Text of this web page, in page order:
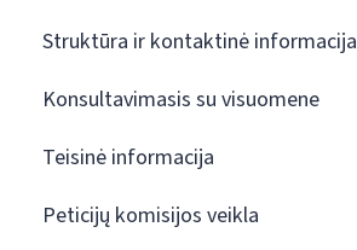
Struktūra ir kontaktinė informacija
Konsultavimasis su visuomene
Teisinė informacija
Peticijų komisijos veikla